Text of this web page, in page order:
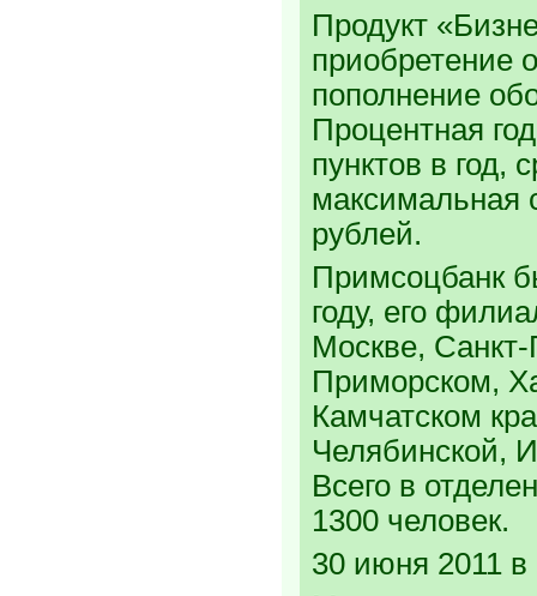
Продукт
приобретение
пополнение
Процентная
пунктов в год,
максимальная
рублей.
Примсоцбанк
году, его
Москве, Санкт-
Приморском,
Камчатском
Челябинской,
Всего в
1300 человек.
30 июня 2011 в